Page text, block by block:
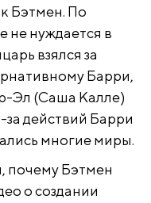
Бэтмен. По
не нуждается в
взялся за
Барри,
Эл (Саша Калле)
действий Барри
многие миры.
почему Бэтмен
о создании